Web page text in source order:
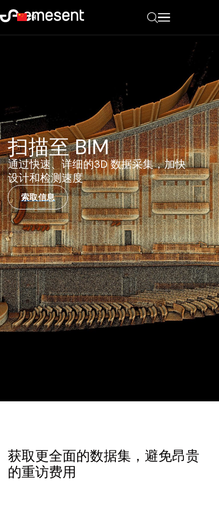
扫描至 BIM
通过快速、详细的3D 数据采集，加快
设计和检测速度
索取信息
获取更全面的数据集，避免昂贵
的重访费用
ZH